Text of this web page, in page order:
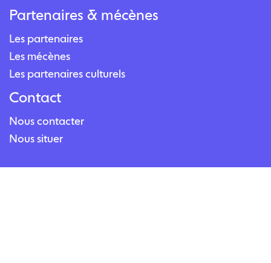
Partenaires & mécènes
Les partenaires
Les mécènes
Les partenaires culturels
Contact
Nous contacter
Nous situer